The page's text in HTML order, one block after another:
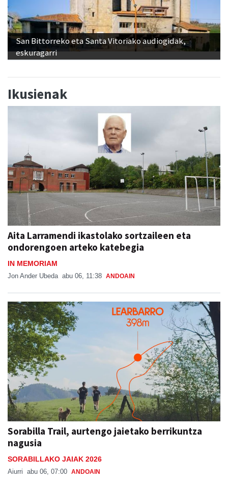
San Bittorreko eta Santa Vitoriako audiogidak,
eskuragarri
Ikusienak
Aita Larramendi ikastolako sortzaileen eta
ondorengoen arteko katebegia
IN MEMORIAM
Jon Ander Ubeda abu 06, 11:38 ANDOAIN
Sorabilla Trail, aurtengo jaietako berrikuntza
nagusia
SORABILLAKO JAIAK 2026
Aiurri abu 06, 07:00 ANDOAIN